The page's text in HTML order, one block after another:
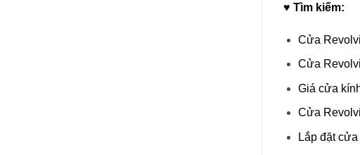
♥ Tìm kiếm:
Cửa
Cửa
Giá cửa
Cửa
Lắp đặt